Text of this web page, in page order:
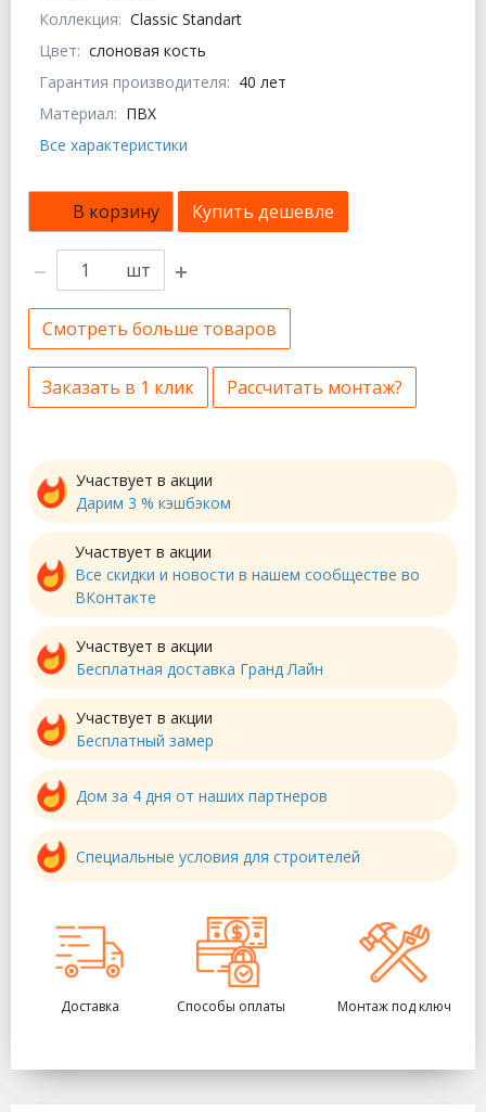
Коллекция: Classic Standart
Цвет: слоновая кость
Гарантия производителя: 40 лет
Материал: ПВХ
Все характеристики
В корзину Купить дешевле
шт
Смотреть больше товаров
Заказать в 1 клик Рассчитать монтаж?
Участвует в акции
Дарим 3 % кэшбэком
Участвует в акции
Все скидки и новости в нашем сообществе во
ВКонтакте
Участвует в акции
Бесплатная доставка Гранд Лайн
Участвует в акции
Бесплатный замер
Дом за 4 дня от наших партнеров
Специальные условия для строителей
Доставка Способы оплаты Монтаж под ключ